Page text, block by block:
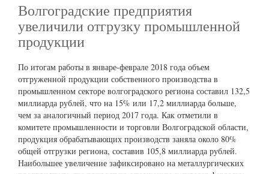
Волгоградские предприятия
увеличили отгрузку промышленной
продукции
По итогам работы в январе-феврале 2018 года объем
отгруженной продукции собственного производства в
промышленном секторе волгоградского региона составил 132,5
миллиарда рублей, что на 15% или 17,2 миллиарда больше,
чем за аналогичный период 2017 года. Как отметили в
комитете промышленности и торговли Волгоградской области,
продукция обрабатывающих производств заняла около 80%
общей отгрузки региона, составив 105,8 миллиарда рублей.
Наибольшее увеличение зафиксировано на металлургических